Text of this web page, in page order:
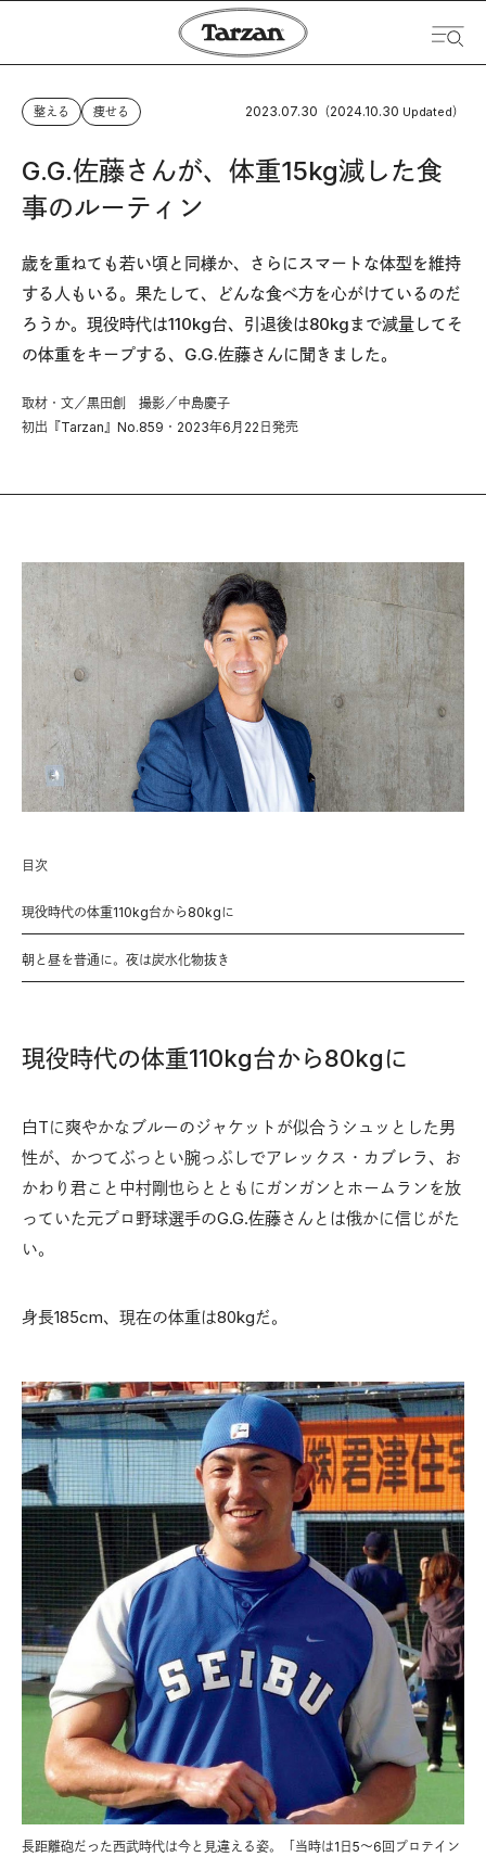
整える 痩せる 2023.07.30 （2024.10.30 Updated）
G.G.佐藤さんが、体重15kg減した食
事のルーティン
歳を重ねても若い頃と同様か、さらにスマートな体型を維持
する人もいる。果たして、どんな食べ方を心がけているのだ
ろうか。現役時代は110kg台、引退後は80kgまで減量してそ
の体重をキープする、G.G.佐藤さんに聞きました。
取材・文／黒田創 撮影／中島慶子
初出『Tarzan』No.859・2023年6月22日発売
目次
現役時代の体重110kg台から80kgに
朝と昼を普通に。夜は炭水化物抜き
現役時代の体重110kg台から80kgに
白Tに爽やかなブルーのジャケットが似合うシュッとした男
性が、かつてぶっとい腕っぷしでアレックス・カブレラ、お
かわり君こと中村剛也らとともにガンガンとホームランを放
っていた元プロ野球選手のG.G.佐藤さんとは俄かに信じがた
い。
身長185cm、現在の体重は80kgだ。
長距離砲だった西武時代は今と見違える姿。「当時は1日5～6回プロテイン